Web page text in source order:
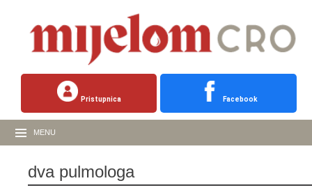
Pristupnica Facebook
MENU
dva pulmologa